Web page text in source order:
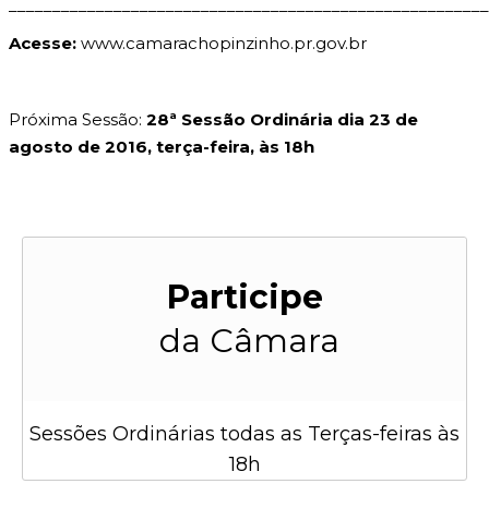
Acesse: www.camarachopinzinho.pr.gov.br
Próxima Sessão: 28ª Sessão Ordinária dia 23 de
agosto de 2016, terça-feira, às 18h
Participe
da Câmara
Sessões Ordinárias todas as Terças-feiras às
18h